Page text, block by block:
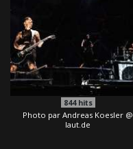
844hits
Photo par Andreas Koesler @
laut.de